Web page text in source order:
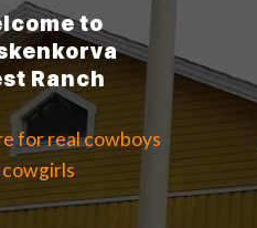
to
Ranch
for real cowboys
cowgirls